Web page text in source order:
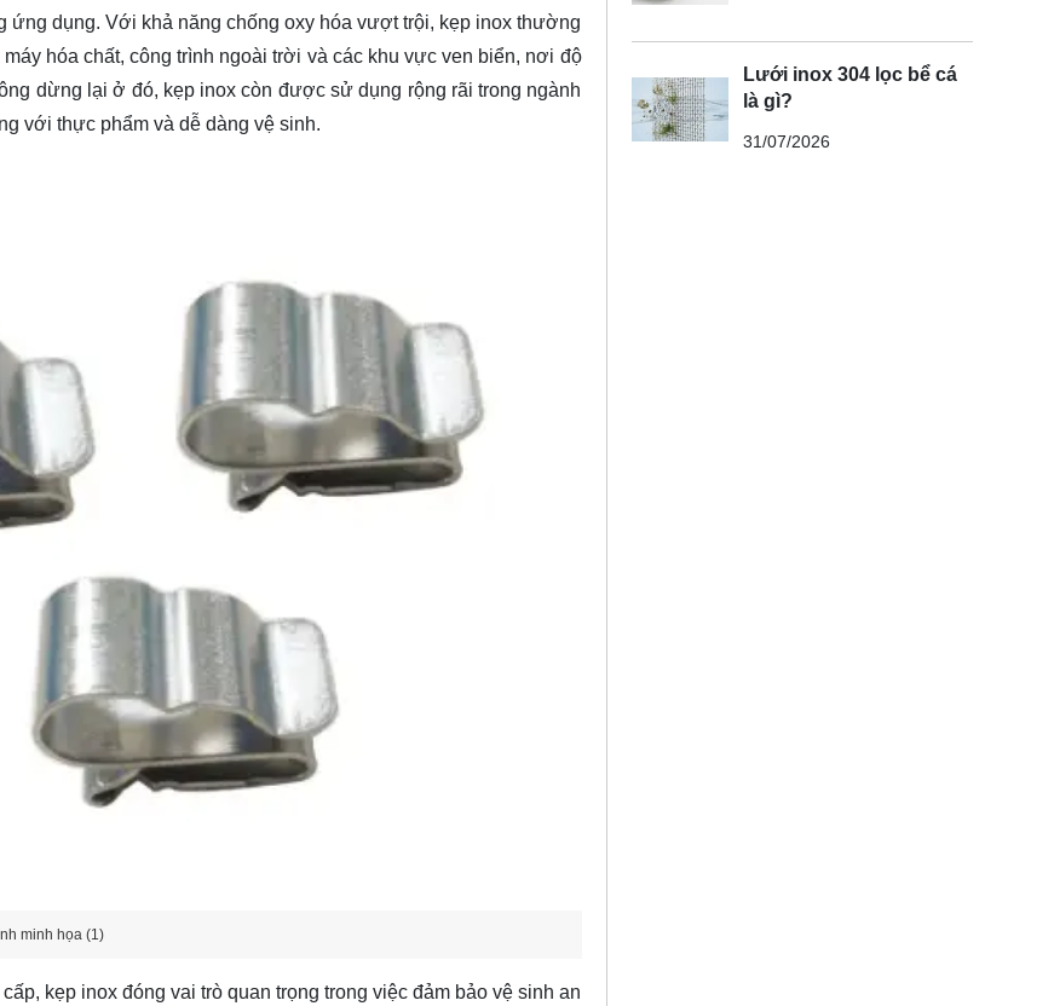
ứng dụng. Với khả năng chống oxy hóa vượt trội, kẹp inox thường
hóa chất, công trình ngoài trời và các khu vực ven biển, nơi độ
dừng lại ở đó, kẹp inox còn được sử dụng rộng rãi trong ngành
với thực phẩm và dễ dàng vệ sinh.
minh họa (1)
kẹp inox đóng vai trò quan trọng trong việc đảm bảo vệ sinh an
Lưới inox 304 lọc bể cá
là gì?
31/07/2026